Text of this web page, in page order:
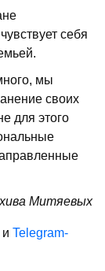
себя
мы
своих
для этого
Митяевых
и Telegram-